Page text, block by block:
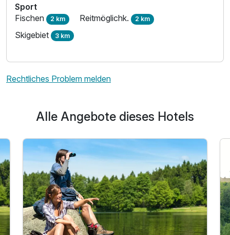
Sport
Fischen 2 km Reitmöglichk. 2 km
Skigebiet 3 km
Rechtliches Problem melden
Alle Angebote dieses Hotels